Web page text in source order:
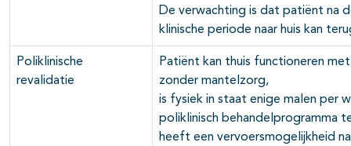
De verwachting is dat patiënt na
klinische periode naar huis kan
Poliklinische
revalidatie
Patiënt kan thuis functioneren
zonder mantelzorg,
is fysiek in staat enige malen per
poliklinisch behandelprogramma
heeft een vervoers­mogelijkheid